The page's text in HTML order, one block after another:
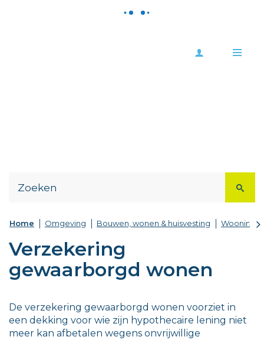
Meld
Home Omgeving Bouwen, wonen & huisvesting
Verzekering
gewaarborgd wonen
De verzekering gewaarborgd wonen voorziet in
een dekking voor wie zijn hypothecaire lening niet
meer kan afbetalen wegens onvrijwillige